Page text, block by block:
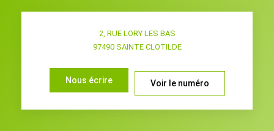
2, RUE LORY LES BAS
97490 SAINTE CLOTILDE
Nous écrire Voir le numéro